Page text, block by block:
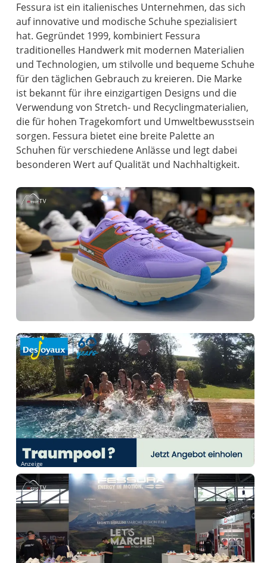
Fessura ist ein italienisches Unternehmen, das sich
auf innovative und modische Schuhe spezialisiert
hat. Gegründet 1999, kombiniert Fessura
traditionelles Handwerk mit modernen Materialien
und Technologien, um stilvolle und bequeme Schuhe
für den täglichen Gebrauch zu kreieren. Die Marke
ist bekannt für ihre einzigartigen Designs und die
Verwendung von Stretch- und Recyclingmaterialien,
die für hohen Tragekomfort und Umweltbewusstsein
sorgen. Fessura bietet eine breite Palette an
Schuhen für verschiedene Anlässe und legt dabei
besonderen Wert auf Qualität und Nachhaltigkeit.
Anzeige